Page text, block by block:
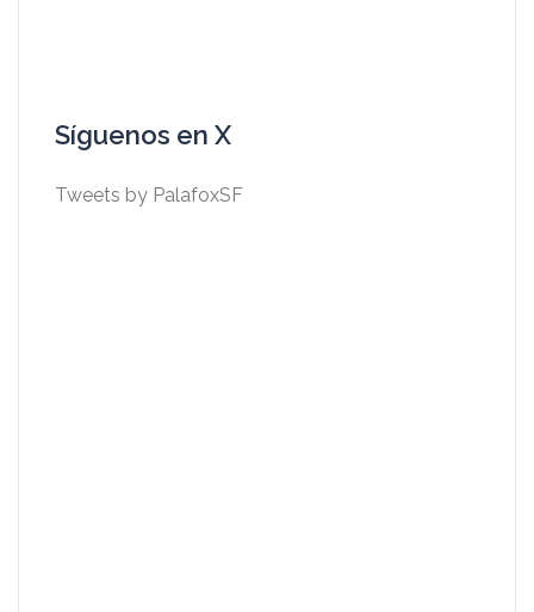
Síguenos en X
Tweets by PalafoxSF